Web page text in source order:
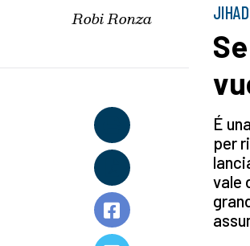
Robi Ronza JIHAD
É
per
vale